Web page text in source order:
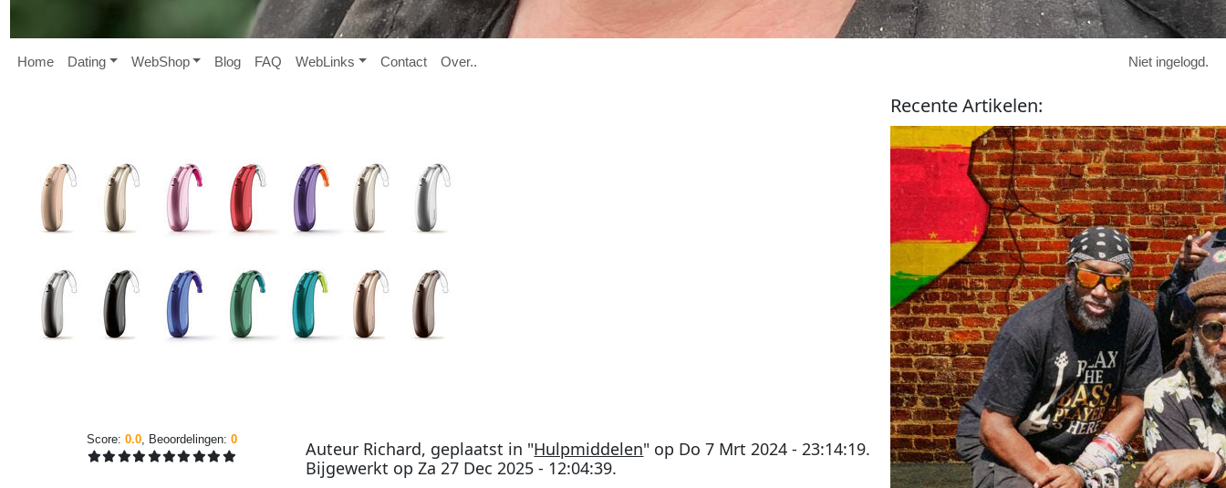
Home Dating WebShop Blog FAQ WebL inks Contact Over.. Niet ingelogd.
Score: 0.0, Beoordelingen: 0 Auteur Richard, geplaatst in "Hulpmiddelen" op Do 7 Mrt 2024 - 23:14:19.
Bijgewerkt opZa 27 Dec 2025 - 12:04:39.
RecenteArtikelen: